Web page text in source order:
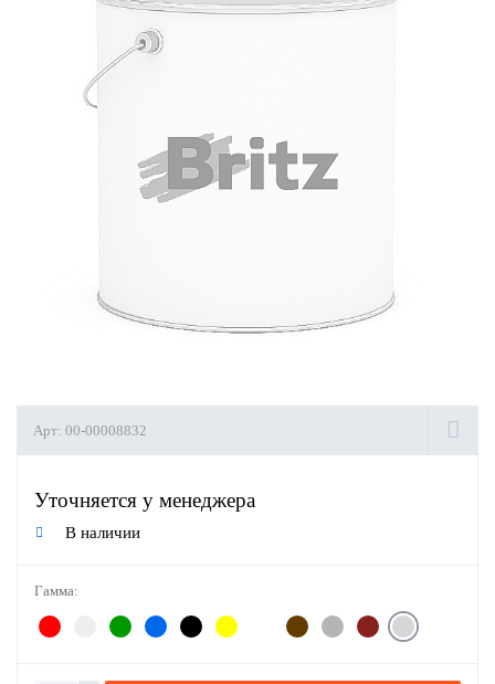
Арт: 00-00008832
Уточняется у менеджера
В наличии
Гамма: